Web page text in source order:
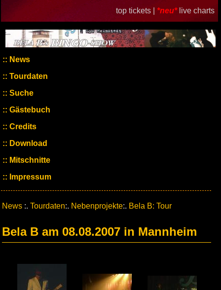
top tickets | *neu* live charts
News
Tourdaten
Suche
Gästebuch
Credits
Download
Mitschnitte
Impressum
News :. Tourdaten:. Nebenprojekte:. Bela B: Tour
Bela B am 08.08.2007 in Mannheim